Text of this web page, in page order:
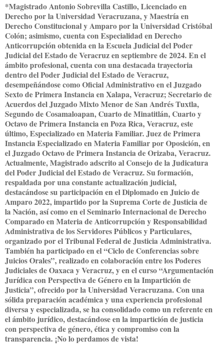
*Magistrado Antonio Sobrevilla Castillo, Licenciado en
Derecho por la Universidad Veracruzana, y Maestría en
Derecho Constitucional y Amparo por la Universidad Cristóbal
Colón; asimismo, cuenta con Especialidad en Derecho
Anticorrupción obtenida en la Escuela Judicial del Poder
Judicial del Estado de Veracruz en septiembre de 2024. En el
ámbito profesional, cuenta con una destacada trayectoria
dentro del Poder Judicial del Estado de Veracruz,
desempeñándose como Oficial Administrativo en el Juzgado
Sexto de Primera Instancia en Xalapa, Veracruz; Secretario de
Acuerdos del Juzgado Mixto Menor de San Andrés Tuxtla,
Segundo de Cosamaloapan, Cuarto de Minatitlán, Cuarto y
Octavo de Primera Instancia en Poza Rica, Veracruz, este
último, Especializado en Materia Familiar. Juez de Primera
Instancia Especializado en Materia Familiar por Oposición, en
el Juzgado Octavo de Primera Instancia de Orizaba, Veracruz.
Actualmente, Magistrado adscrito al Consejo de la Judicatura
del Poder Judicial del Estado de Veracruz. Su formación,
respaldada por una constante actualización judicial,
destacándose su participación en el Diplomado en Juicio de
Amparo 2022, impartido por la Suprema Corte de Justicia de
la Nación, así como en el Seminario Internacional de Derecho
Comparado en Materia de Anticorrupción y Responsabilidad
Administrativa de los Servidores Públicos y Particulares,
organizado por el Tribunal Federal de Justicia Administrativa.
También ha participado en el “Ciclo de Conferencias sobre
Juicios Orales”, realizado en colaboración entre los Poderes
Judiciales de Oaxaca y Veracruz, y en el curso “Argumentación
Jurídica con Perspectiva de Género en la Impartición de
Justicia”, ofrecido por la Universidad Veracruzana. Con una
sólida preparación académica y una experiencia profesional
diversa y especializada, se ha consolidado como un referente en
el ámbito jurídico, destacándose en la impartición de justicia
con perspectiva de género, ética y compromiso con la
transparencia. ¡No lo perdamos de vista!